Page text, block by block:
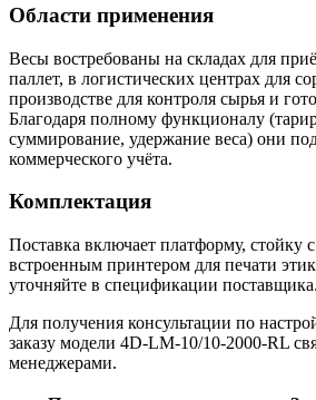
Области применения
Весы востребованы на складах для
паллет, в логистических центрах для
производстве для контроля сырья и
Благодаря полному функционалу
суммирование, удержание веса) они
коммерческого учёта.
Комплектация
Поставка включает платформу, стойку
встроенным принтером для печати
уточняйте в спецификации поставщика.
Для получения консультации по
заказу модели 4D-LM-10/10-2000-RL
менеджерами.